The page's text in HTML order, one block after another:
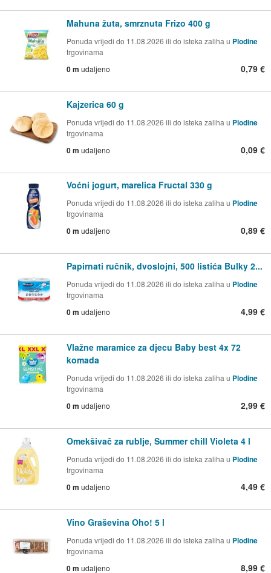
Mahuna žuta, smrznuta Frizo 400 g
Ponuda vrijedi do 11.08.2026 ili do isteka zaliha u Plodine
trgovinama
0 m udaljeno 0,79 €
Kajzerica 60 g
Ponuda vrijedi do 11.08.2026 ili do isteka zaliha u Plodine
trgovinama
0 m udaljeno 0,09 €
Voćni jogurt, marelica Fructal 330 g
Ponuda vrijedi do 11.08.2026 ili do isteka zaliha u Plodine
trgovinama
0 m udaljeno 0,89 €
Papirnati ručnik, dvoslojni, 500 listića Bulky 2...
Ponuda vrijedi do 11.08.2026 ili do isteka zaliha u Plodine
trgovinama
0 m udaljeno 4,99 €
Vlažne maramice za djecu Baby best 4x 72
komada
Ponuda vrijedi do 11.08.2026 ili do isteka zaliha u Plodine
trgovinama
0 m udaljeno 2,99 €
Omekšivač za rublje, Summer chill Violeta 4 l
Ponuda vrijedi do 11.08.2026 ili do isteka zaliha u Plodine
trgovinama
0 m udaljeno 4,49 €
Vino Graševina Oho! 5 l
Ponuda vrijedi do 11.08.2026 ili do isteka zaliha u Plodine
trgovinama
0 m udaljeno 8,99 €